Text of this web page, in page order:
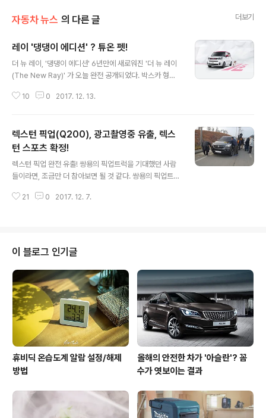
자동차 뉴스 의 다른 글 더보기
레이 '댕댕이 에디션' ? 튜온 펫!
더 뉴 레이, '댕댕이 에디션' 6년만에 새로워진 '더 뉴 레이
(The New Ray)' 가 오늘 완전 공개되었다. 박스카 형태
사랑을 받아왔었다. 새로워진 레이는 내외장 디자인이 바
다. 튜온 펫(TUON PET) 기아가 레이에서 선보이는 튜온
펫(TUON PET) 에디션은 2열 동승적 방향의 와이드 오
픈 슬라이딩 도어를 적극 활용하여 탑승자의 승하차는 물
론, 다양한 짐을 싣고 내리는 것을 편안하게 해주는데, 반려
동물을 태울 수 있는 다양한 옵션을 설치했다. 흔히들 반려
동물을 태우게 되면 털이나 이물질 혹은 안전을 위한 것이
10 0 2017. 12. 13.
렉스턴 픽업(Q200), 광고촬영중 유출, 렉스
턴 스포츠 확정!
렉스턴 픽업 완전 유출! 쌍용의 픽업트럭을 기대했던 사람
들이라면, 조금만 더 참아보면 될 것 같다. 쌍용의 픽업트럭
다고 알려져 있으며, 롱바디와 숏바디 두가지 모델로 출시
자인 역시 볼륨감이 있고, 적재함이 있는 만큼 트럭으로 분
류되기 때문에 자동차세는 아주 저렴한 편이다. 사람마다
디자인에 대한 호불호가 갈리겠지만, 새로운 렉스턴 스포
츠는 픽업트럭이면서도 상당히 괜찮은 디자인으로 예전에
지적되었던 2열 공간을 확보하고 있는 것으로 보여진다.
지금껏의 픽업트럭과는 달리, 렉스..
21 0 2017. 12. 7.
이 블로그 인기글
휴비딕 온습도계 알람 설정/해제
방법
올해의 안전한 차가 '아슬란'? 꼼
수가 엿보이는 결과